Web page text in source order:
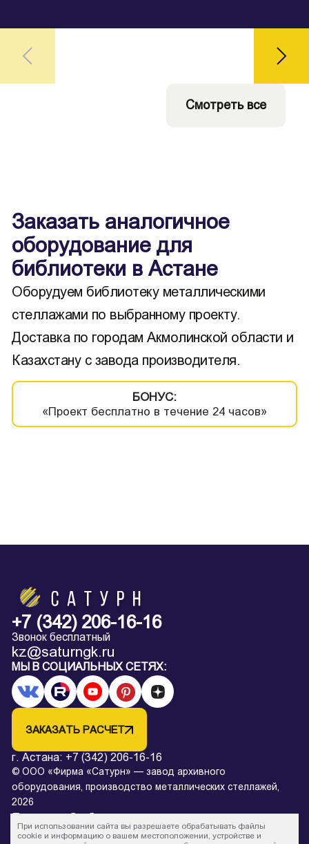
Смотреть все
Заказать аналогичное
оборудование для
библиотеки в Астане
Оборудуем библиотеку металлическими
стеллажами по выбранному проекту.
Доставка по городам Акмолинской области и
Казахстану с завода производителя.
БОНУС:
«Проект бесплатно в течение 24 часов»
+7 (342) 206-16-16
Звонок бесплатный
kz@saturngk.ru
МЫ В СОЦИАЛЬНЫХ СЕТЯХ:
ЗАКАЗАТЬ РАСЧЕТ
г. Астана: +7 (342) 206-16-16
© ООО «Фирма «Сатурн» — завод архивного
оборудования, производство металлических стеллажей,
2026
Политика обработки персональных данных
* Все цены на сайте в процессе обновления и не являются
При использовании сайта вы разрешаете обрабатывать файлы
cookie и информацию о вашем местоположении, устройстве и